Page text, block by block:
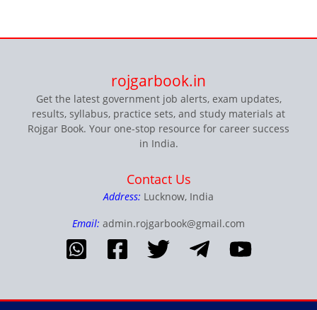
rojgarbook.in
Get the latest government job alerts, exam updates,
results, syllabus, practice sets, and study materials at
Rojgar Book. Your one-stop resource for career success
in India.
Contact Us
Address: Lucknow, India
Email: admin.rojgarbook@gmail.com